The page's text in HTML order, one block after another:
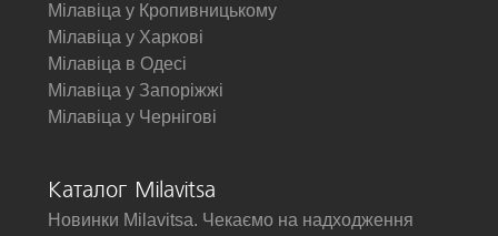
Мілавіца у Кропивницькому
Мілавіца у Харкові
Мілавіца в Одесі
Мілавіца у Запоріжжі
Мілавіца у Чернігові
Каталог Milavitsa
Новинки Milavitsa. Чекаємо на надходження